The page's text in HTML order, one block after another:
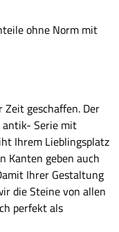
ohne Norm mit
geschaffen. Der
antik- Serie mit
Ihrem Lieblingsplatz
Kanten geben auch
Ihrer Gestaltung
die Steine von allen
perfekt als